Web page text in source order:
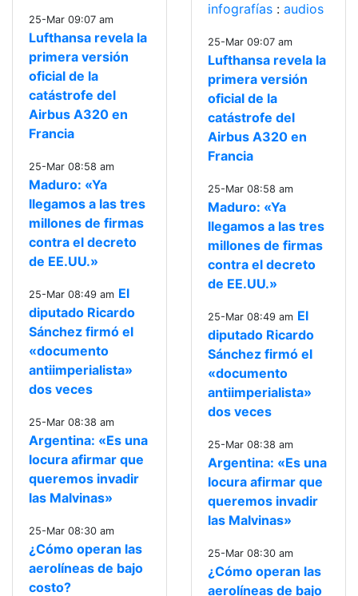
25-Mar 09:07 am
Lufthansa revela la
primera versión
oficial de la
catástrofe del
Airbus A320 en
Francia
25-Mar 08:58 am
Maduro: «Ya
llegamos a las tres
millones de firmas
contra el decreto
de EE.UU.»
25-Mar 08:49 am El
diputado Ricardo
Sánchez firmó el
«documento
antiimperialista»
dos veces
25-Mar 08:38 am
Argentina: «Es una
locura afirmar que
queremos invadir
las Malvinas»
25-Mar 08:30 am
¿Cómo operan las
aerolíneas de bajo
costo?
infografías : audios
25-Mar 09:07 am
Lufthansa revela la
primera versión
oficial de la
catástrofe del
Airbus A320 en
Francia
25-Mar 08:58 am
Maduro: «Ya
llegamos a las tres
millones de firmas
contra el decreto
de EE.UU.»
25-Mar 08:49 am El
diputado Ricardo
Sánchez firmó el
«documento
antiimperialista»
dos veces
25-Mar 08:38 am
Argentina: «Es una
locura afirmar que
queremos invadir
las Malvinas»
25-Mar 08:30 am
¿Cómo operan las
aerolíneas de bajo